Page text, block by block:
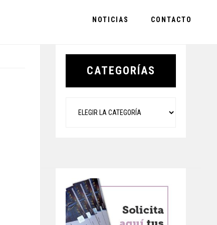
NOTICIAS CONTACTO
Primary
CATEGORÍAS